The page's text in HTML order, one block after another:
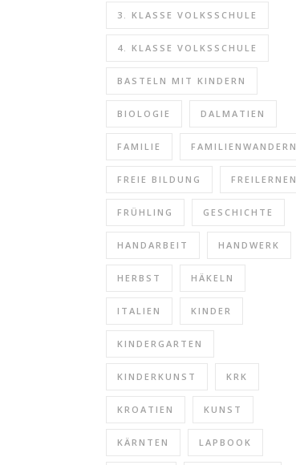
3. KLASSE VOLKSSCHULE
4. KLASSE VOLKSSCHULE
BASTELN MIT KINDERN
BIOLOGIE DALMATIEN
FAMILIE FAMILIENWANDERN
FREIE BILDUNG FREILERNEN
FRÜHLING GESCHICHTE
HANDARBEIT HANDWERK
HERBST HÄKELN
ITALIEN KINDER
KINDERGARTEN
KINDERKUNST KRK
KROATIEN KUNST
KÄRNTEN LAPBOOK